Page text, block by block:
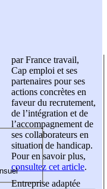
par France travail,
Cap emploi et ses
partenaires pour ses
actions concrètes en
faveur du recrutement,
de l’intégration et de
l’accompagnement de
ses collaborateurs en
situation de handicap.
Pour en savoir plus,
consultez cet article.
Entreprise adaptée